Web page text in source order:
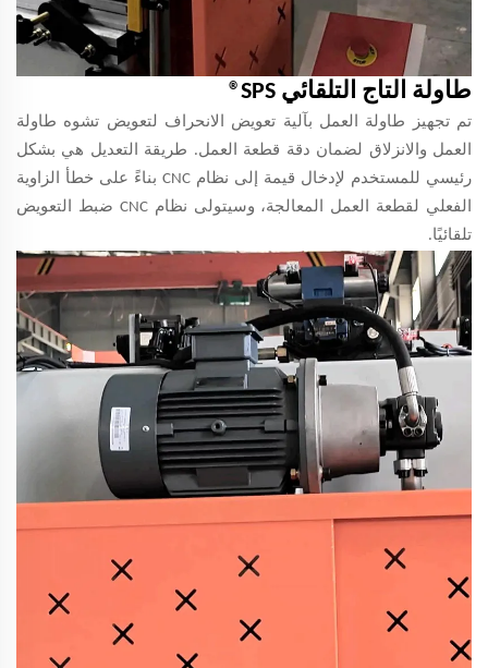
طاولة التاج التلقائي SPS®
تم تجهيز طاولة العمل بآلية تعويض الانحراف لتعويض تشوه طاولة
العمل والانزلاق لضمان دقة قطعة العمل. طريقة التعديل هي بشكل
رئيسي للمستخدم لإدخال قيمة إلى نظام CNC بناءً على خطأ الزاوية
الفعلي لقطعة العمل المعالجة، وسيتولى نظام CNC ضبط التعويض
تلقائيًا.